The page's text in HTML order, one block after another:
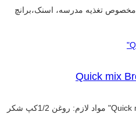
"ساندویچ جیبی "Pocket Sandwich مخصوص تغذیه مدرسه، اسنک،برانچ
"برانیز فوری شکلاتی Quick mix Brownies" مواد لازم: روغن 1/2کپ شکر